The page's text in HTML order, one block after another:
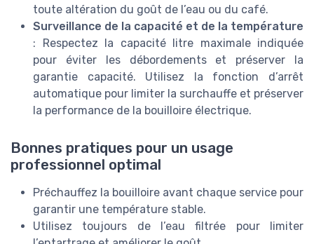
toute altération du goût de l’eau ou du café.
Surveillance de la capacité et de la température
: Respectez la capacité litre maximale indiquée
pour éviter les débordements et préserver la
garantie capacité. Utilisez la fonction d’arrêt
automatique pour limiter la surchauffe et préserver
la performance de la bouilloire électrique.
Bonnes pratiques pour un usage
professionnel optimal
Préchauffez la bouilloire avant chaque service pour
garantir une température stable.
Utilisez toujours de l’eau filtrée pour limiter